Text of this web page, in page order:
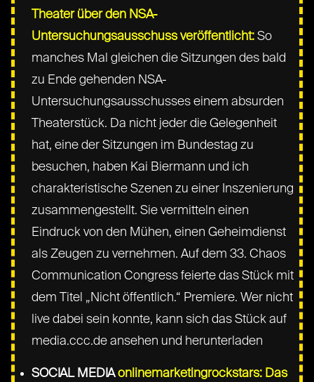
Theater über den NSA-
Untersuchungsausschuss veröffentlicht: So
manches Mal gleichen die Sitzungen des bald
zu Ende gehenden NSA-
Untersuchungsausschusses einem absurden
Theaterstück. Da nicht jeder die Gelegenheit
hat, eine der Sitzungen im Bundestag zu
besuchen, haben Kai Biermann und ich
charakteristische Szenen zu einer Inszenierung
zusammengestellt. Sie vermitteln einen
Eindruck von den Mühen, einen Geheimdienst
als Zeugen zu vernehmen. Auf dem 33. Chaos
Communication Congress feierte das Stück mit
dem Titel „Nicht öffentlich.“ Premiere. Wer nicht
live dabei sein konnte, kann sich das Stück auf
media.ccc.de ansehen und herunterladen
SOCIAL MEDIAonlinemarketingrockstars: Das